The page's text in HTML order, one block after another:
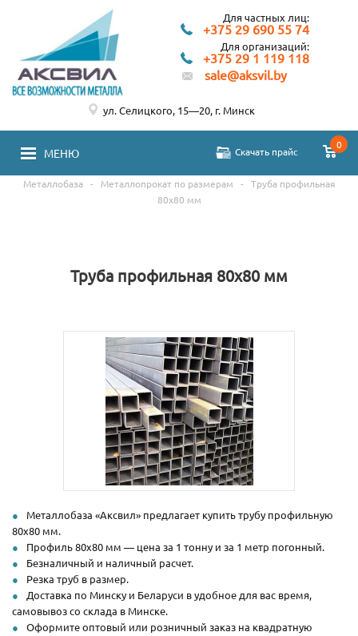
Для частных лиц:
+375 29 690 55 74
Для организаций:
+375 29 1 119 118
sale@aksvil.by
МЕНЮ Скачать прайс
0
ул. Селицкого, 15—20, г. Минск
Металлобаза - Металлопрокат по размерам -
Труба профильная
80х80 мм
Труба профильная 80х80 мм
Металлобаза «Аксвил» предлагает купить трубу профильную
80х80 мм.
Профиль 80х80 мм — цена за 1 тонну и за 1 метр погонный.
Безналичный и наличный расчет.
Резка труб в размер.
Доставка по Минску и Беларуси в удобное для вас время,
самовывоз со склада в Минске.
Оформите оптовый или розничный заказ на квадратную